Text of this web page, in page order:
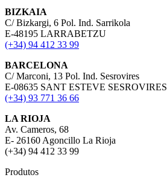
BIZKAIA
C/ Bizkargi, 6 Pol. Ind. Sarrikola
E-48195 LARRABETZU
(+34) 94 412 33 99
BARCELONA
C/ Marconi, 13 Pol. Ind. Sesrovires
E-08635 SANT ESTEVE SESROVIRES
(+34) 93 771 36 66
LA RIOJA
Av. Cameros, 68
E- 26160 Agoncillo La Rioja
(+34) 94 412 33 99
Produtos